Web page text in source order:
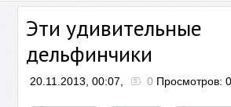
Эти удивительные
дельфинчики
20.11.2013, 00:07, 0 Просмотров: 0